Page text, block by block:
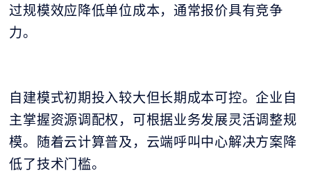
过规模效应降低单位成本，通常报价具有竞争
力。
自建模式初期投入较大但长期成本可控。企业自
主掌握资源调配权，可根据业务发展灵活调整规
模。随着云计算普及，云端呼叫中心解决方案降
低了技术门槛。